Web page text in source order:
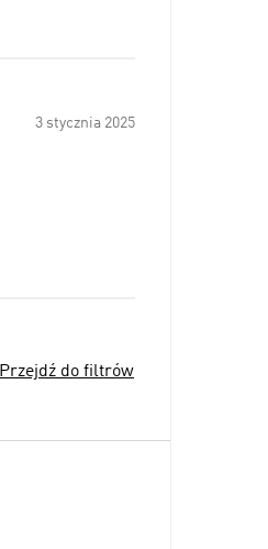
3 stycznia 2025
Przejdź do filtrów